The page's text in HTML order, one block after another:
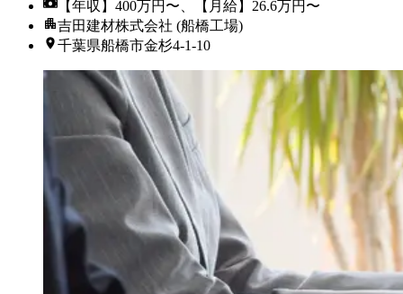
【年収】400万円〜、【月給】26.6万円〜
吉田建材株式会社 (船橋工場)
千葉県船橋市金杉4-1-10